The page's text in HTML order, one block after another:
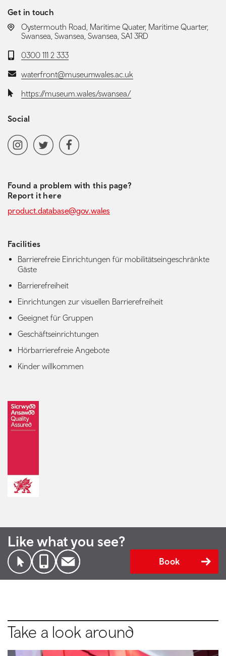
Get in touch
LOCATION:
Oystermouth Road, Maritime Quater, Maritime Quarter,
Swansea, Swansea, Swansea, SA1 3RD
Telephone:
0300 111 2 333
Email:waterfront@museumwales.ac.uk
Website:https://museum.wales/swansea/
Social
Social media navigation
InstagramTwitter Facebook
Found a problem with this page?
Report it here
product.database@gov.wales
Facilities
Barrierefreie Einrichtungen für mobilitätseingeschränkte
Gäste
Barrierefreiheit
Einrichtungen zur visuellen Barrierefreiheit
Geeignet für Gruppen
Geschäftseinrichtungen
Hörbarrierefreie Angebote
Kinder willkommen
Like what you see?
Book
Take a look around